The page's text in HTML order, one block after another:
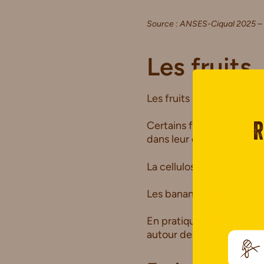
Source : ANSES-Ciqual 2025
Les fruits
Les fruits sont la
Certains fruits comme
dans leur chair.
La cellulose constitue
Les bananes non mûres
En pratique, 100 g de
autour de 3 g¹ un apport